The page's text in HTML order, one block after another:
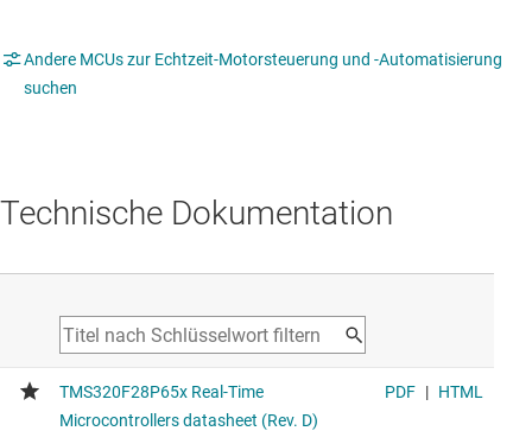
Andere MCUs zur Echtzeit-Motorsteuerung und -Automatisierung
suchen
Technische Dokumentation